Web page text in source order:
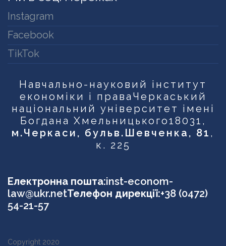
Instagram
Facebook
TikTok
Навчально-науковий інститут
економіки і права Черкаський
національний університет імені
Богдана Хмельницького18031,
м.Черкаси, бульв.Шевченка, 81 ,
к. 225
Електронна пошта:inst-econom-
law@ukr.netТелефон дирекції:+38 (0472)
54-21-57
Copyright 2020